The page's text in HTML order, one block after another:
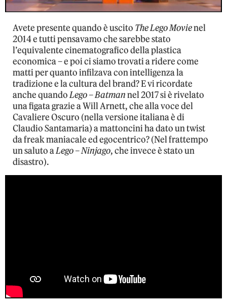
Avete presente quando è uscito The Lego Movienel
2014 e tutti pensavamo che sarebbe stato
l’equivalente cinematografico della plastica
economica – e poi ci siamo trovati a ridere come
matti per quanto infilzava con intelligenza la
tradizione e la cultura del brand? E vi ricordate
anche quandoLego – Batmannel 2017 si è rivelato
una figata grazie a Will Arnett, che alla voce del
Cavaliere Oscuro (nella versione italiana è di
Claudio Santamaria) a mattoncini ha dato un twist
da freak maniacale ed egocentrico? (Nel frattempo
un saluto aLego – Ninjago, che invece è stato un
disastro).